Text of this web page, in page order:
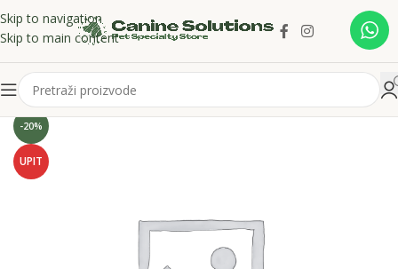
Skip to navigation
Skip to main content
-20%
UPIT